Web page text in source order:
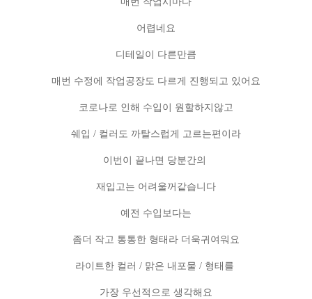
어렵네요
디테일이 다른만큼
매번 수정에 작업공장도 다르게 진행되고 있어요
코로나로 인해 수입이 원할하지않고
쉐입 / 컬러도 까탈스럽게 고르는편이라
이번이 끝나면 당분간의
재입고는 어려울꺼같습니다
예전 수입보다는
좀더 작고 통통한 형태라 더욱귀여워요
라이트한 컬러 / 맑은 내포물 / 형태를
가장 우선적으로 생각해요